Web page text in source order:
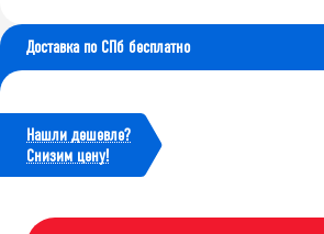
Доставка по СПб бесплатно
Нашли дешевле?
Cнизим цену!